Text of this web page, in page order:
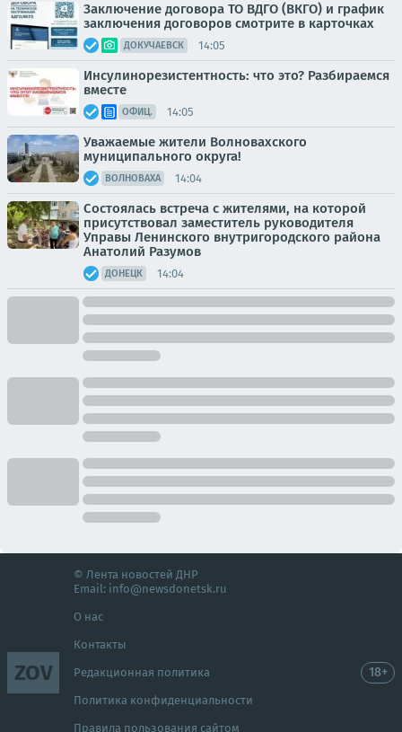
Заключение договора ТО ВДГО (ВКГО) и график
заключения договоров смотрите в карточках
ДОКУЧАЕВСК 14:05
Инсулинорезистентность: что это? Разбираемся
вместе
ОФИЦ. 14:05
Уважаемые жители Волновахского
муниципального округа!
ВОЛНОВАХА 14:04
Состоялась встреча с жителями, на которой
присутствовал заместитель руководителя
Управы Ленинского внутригородского района
Анатолий Разумов
ДОНЕЦК 14:04
ZOV
© Лента новостей ДНР
Email: info@newsdonetsk.ru
О нас
Контакты
Редакционная политика
Политика конфиденциальности
Правила пользования сайтом
18+